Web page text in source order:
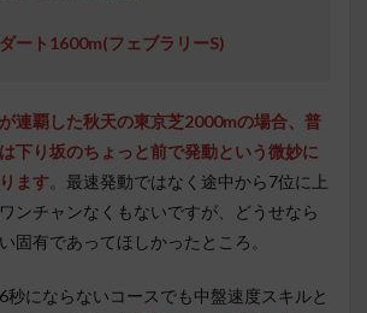
ート1600m(フェブラリーS)
連覇した秋天の東京芝2000mの場合、普
下り坂のちょっと前で発動という微妙に
ます。最速発動ではなく途中から7位に上
ンチャンなくもないですが、どうせなら
固有であってほしかったところ。
秒にならないコースでも中盤速度スキルと